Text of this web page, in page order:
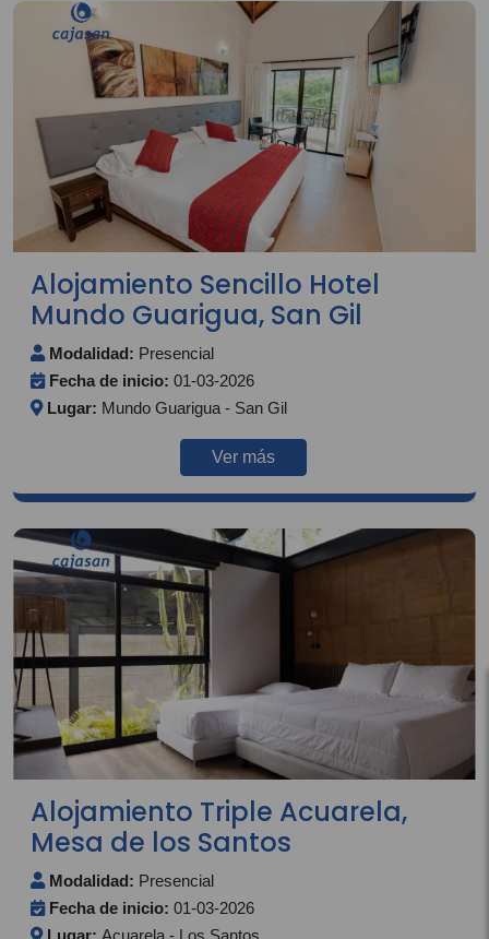
Alojamiento Sencillo Hotel
Mundo Guarigua, San Gil
Modalidad: Presencial
Fecha de inicio: 01-03-2026
Lugar: Mundo Guarigua - San Gil
Ver más
Alojamiento Triple Acuarela,
Mesa de los Santos
Modalidad: Presencial
Fecha de inicio: 01-03-2026
Lugar: Acuarela - Los Santos